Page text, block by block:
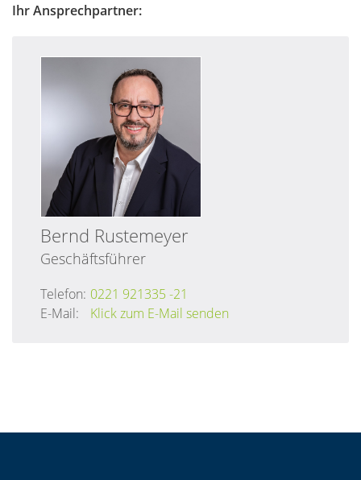
Ihr Ansprechpartner:
Bernd Rustemeyer
Geschäftsführer
Telefon: 0221 921335 -21
E-Mail:
Klick zum E-Mail senden